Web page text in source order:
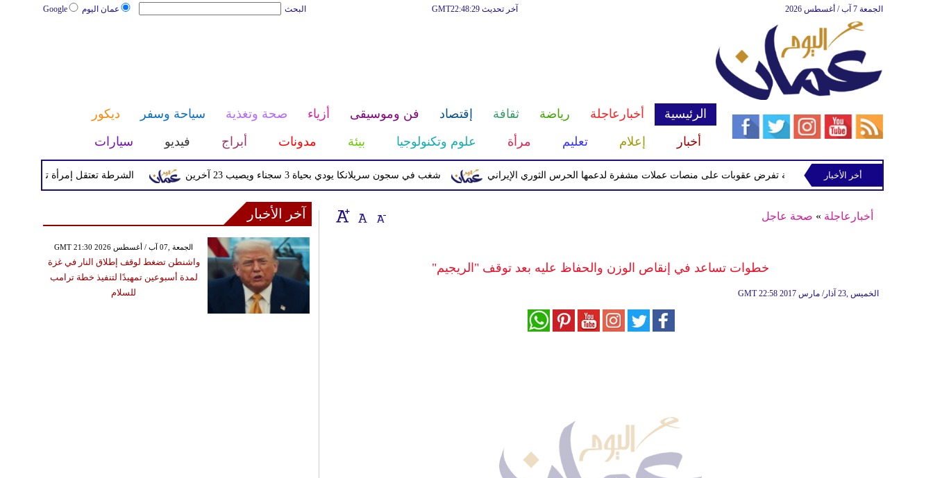
عمان اليوم Google البحث آخر تحديث GMT22:48:29 الجمعة 7 آب / أغسطس 2026
الرئيسية أخبارعاجلة رياضة ثقافة إقتصاد فن وموسيقى أزياء صحة وتغذية سياحة وسفر
ديكور
أخبار
إعلام تعليم مرأة علوم وتكنولوجيا بيئة مدونات أبراج فيديو سيارات
الشرطة تعتقل إمرأة تم القبض عليها شغب في سجون سريلانكا يودي بحياة 3 سجناء ويصيب 23 آخرين الخزانة الأميركية تفرض عقوبات على منصات عملات مشفرة لدعمها الحرس الثوري الإيراني
أخر الأخبار
أخبارعاجلة » صحة عاجل
خطوات تساعد في إنقاص الوزن والحفاظ عليه بعد توقف "الريجيم"
GMT 22:58 2017 الخميس ,23 آذار/ مارس
آخر الأخبار
GMT 21:30 2026 الجمعة ,07 آب / أغسطس
واشنطن تضغط لوقف إطلاق النار في غزة
لمدة أسبوعين تمهيدًا لتنفيذ خطة ترامب
للسلام